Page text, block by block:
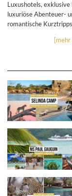
Luxushotels,
luxuriöse Abenteuer-
romantische
[mehr